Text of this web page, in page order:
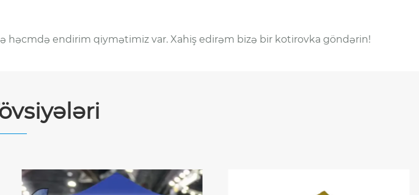
həcmdə endirim qiymətimiz var. Xahiş edirəm bizə bir kotirovka göndərin!